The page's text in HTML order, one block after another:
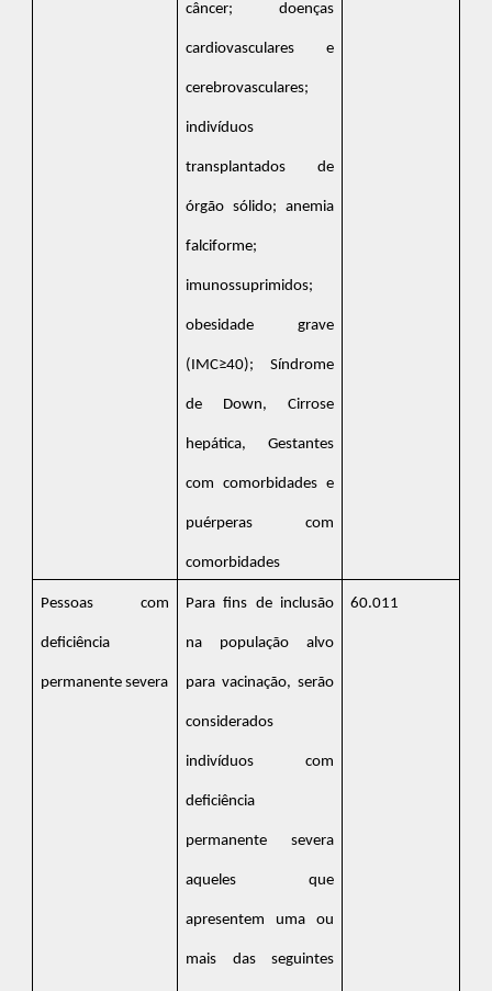
câncer; doenças
cardiovasculares e
cerebrovasculares;
indivíduos
transplantados de
órgão sólido; anemia
falciforme;
imunossuprimidos;
obesidade grave
(IMC≥40); Síndrome
de Down, Cirrose
hepática, Gestantes
com comorbidades e
puérperas com
comorbidades
Pessoas com
deficiência
permanente severa
Para fins de inclusão
na população alvo
para vacinação, serão
considerados
indivíduos com
deficiência
permanente severa
aqueles que
apresentem uma ou
mais das seguintes
60.011